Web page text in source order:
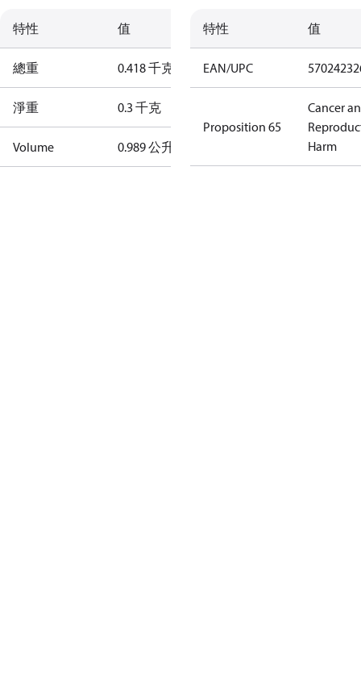
特性 值
總重 0.418 千克
淨重 0.3 千克
Volume 0.989 公升
特性 值
EAN/UPC
Proposition 65
Cancer
Harm